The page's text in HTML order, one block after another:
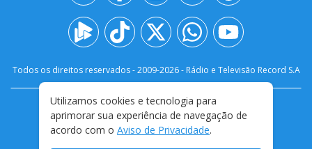
Todos os direitos reservados - 2009-2026- Rádio e Televisão Record S.A
FALE CONOSCO
PRIVACIDADE
TERMOS E CONDIÇÕES DE USO
Utilizamos cookies e tecnologia para
aprimorar sua experiência de navegação de
acordo com o Aviso de Privacidade.